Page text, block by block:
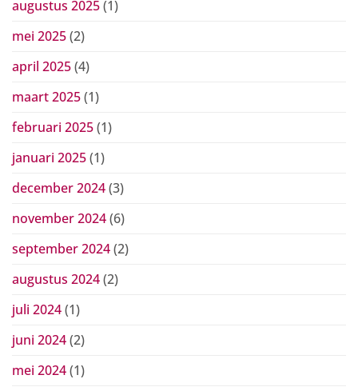
augustus 2025(1)
mei 2025(2)
april 2025(4)
maart 2025(1)
februari 2025(1)
januari 2025(1)
december 2024(3)
november 2024(6)
september 2024(2)
augustus 2024(2)
juli 2024(1)
juni 2024(2)
mei 2024(1)